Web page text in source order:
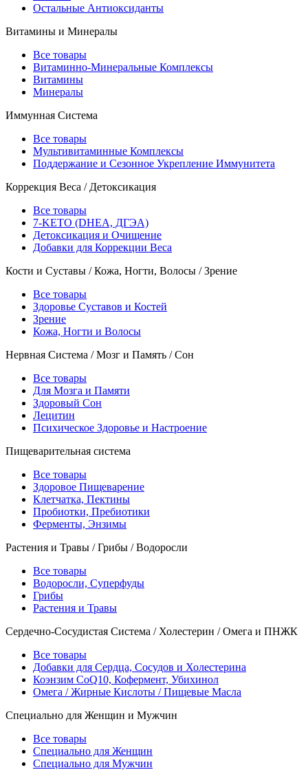
Остальные Антиоксиданты
Витамины и Минералы
Все товары
Витаминно-Минеральные Комплексы
Витамины
Минералы
Иммунная Система
Все товары
Мультивитаминные Комплексы
Поддержание и Сезонное Укрепление Иммунитета
Коррекция Веса / Детоксикация
Все товары
7-KETO (DHEA, ДГЭА)
Детоксикация и Очищение
Добавки для Коррекции Веса
Кости и Суставы / Кожа, Ногти, Волосы / Зрение
Все товары
Здоровье Суставов и Костей
Зрение
Кожа, Ногти и Волосы
Нервная Система / Мозг и Память / Сон
Все товары
Для Мозга и Памяти
Здоровый Сон
Лецитин
Психическое Здоровье и Настроение
Пищеварительная система
Все товары
Здоровое Пищеварение
Клетчатка, Пектины
Пробиотки, Пребиотики
Ферменты, Энзимы
Растения и Травы / Грибы / Водоросли
Все товары
Водоросли, Суперфуды
Грибы
Растения и Травы
Сердечно-Сосудистая Система / Холестерин / Омега и ПНЖК
Все товары
Добавки для Сердца, Сосудов и Холестерина
Коэнзим CoQ10, Кофермент, Убихинол
Омега / Жирные Кислоты / Пищевые Масла
Специально для Женщин и Мужчин
Все товары
Специально для Женщин
Специально для Мужчин